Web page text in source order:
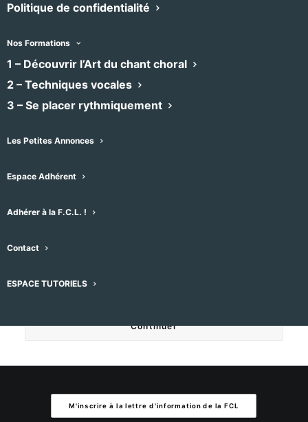
Politique de confidentialité
Nos Formations
1 – Découvrir l’Art du chant choral
2 – Techniques vocales
3 – Se placer rythmiquement
Les Petites Annonces
Espace Adhérent
Adhérer à la F.C.L. !
Contact
ESPACE TUTORIELS
d'une messe de Josquin des Prez
Votre adresse e-mail
Votre message
M'inscrire à la lettre d'information de la FCL